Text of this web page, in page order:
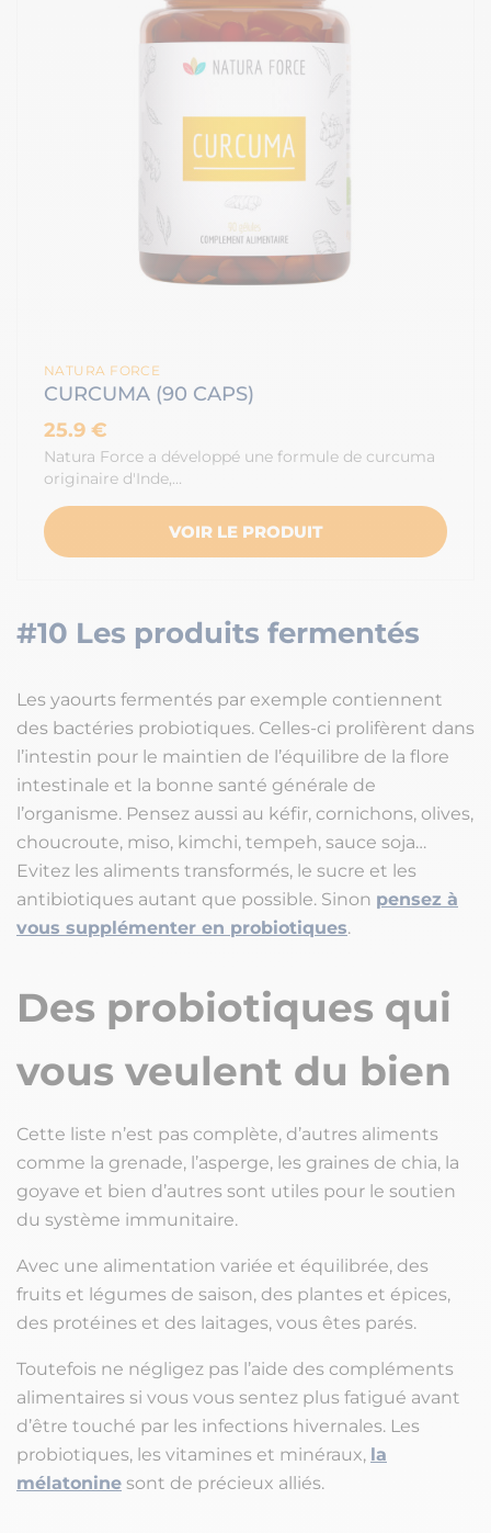
NATURA FORCE
CURCUMA (90 CAPS)
25.9 €
Natura Force a développé une formule de curcuma
originaire d'Inde,…
VOIR LE PRODUIT
#10 Les produits fermentés
Les yaourts fermentés par exemple contiennent
des bactéries probiotiques. Celles-ci prolifèrent dans
l’intestin pour le maintien de l’équilibre de la flore
intestinale et la bonne santé générale de
l’organisme. Pensez aussi au kéfir, cornichons, olives,
choucroute, miso, kimchi, tempeh, sauce soja…
Evitez les aliments transformés, le sucre et les
antibiotiques autant que possible. Sinon pensez à
vous supplémenter en probiotiques.
Des probiotiques qui
vous veulent du bien
Cette liste n’est pas complète, d’autres aliments
comme la grenade, l’asperge, les graines de chia, la
goyave et bien d’autres sont utiles pour le soutien
du système immunitaire.
Avec une alimentation variée et équilibrée, des
fruits et légumes de saison, des plantes et épices,
des protéines et des laitages, vous êtes parés.
Toutefois ne négligez pas l’aide des compléments
alimentaires si vous vous sentez plus fatigué avant
d’être touché par les infections hivernales. Les
probiotiques, les vitamines et minéraux, la
mélatonine sont de précieux alliés.